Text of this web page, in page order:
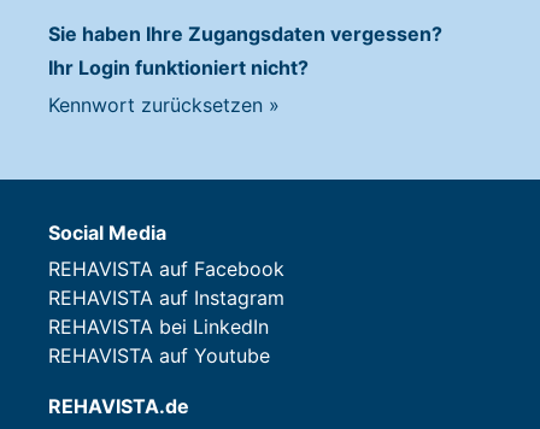
Sie haben Ihre Zugangsdaten vergessen?
Ihr Login funktioniert nicht?
Kennwort zurücksetzen »
Social Media
REHAVISTA auf Facebook
REHAVISTA auf Instagram
REHAVISTA bei LinkedIn
REHAVISTA auf Youtube
REHAVISTA.de